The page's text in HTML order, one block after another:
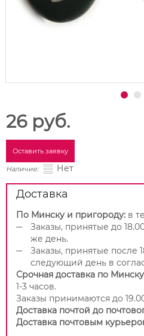
26 руб.
Оставить заявку
Наличие: Нет
Доставка
По Минску и пригороду: в
Заказы, принятые до
же день.
Заказы, принятые после
следующий день в
Срочная доставка по
1-3 часов.
Заказы принимаются до
Доставка почтой до
Доставка почтовым